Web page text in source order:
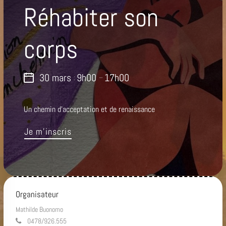
Réhabiter son
corps
30 mars : 9h00 – 17h00
Un chemin d’acceptation et de renaissance
Je m’inscris
Organisateur
Mathilde Buonomo
0478/926.555